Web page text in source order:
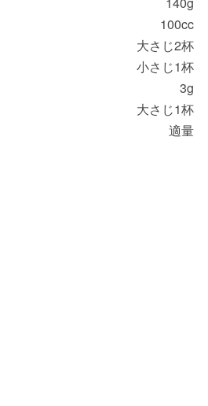
100cc
大さじ2杯
小さじ1杯
3g
大さじ1杯
適量